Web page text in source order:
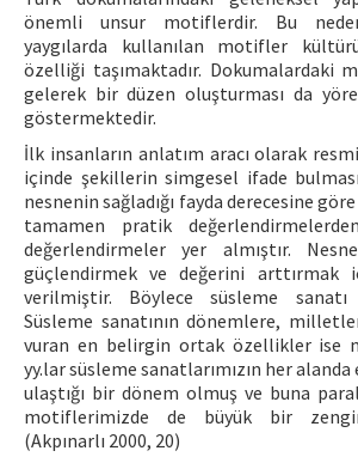
önemli unsur motiflerdir. Bu
yaygılarda kullanılan motifler
özelliği taşımaktadır. Dokumalardaki
gelerek bir düzen oluşturması da
göstermektedir.
İlk insanların anlatım aracı olarak
içinde şekillerin simgesel ifade
nesnenin sağladığı fayda derecesine
tamamen pratik
değerlendirmeler yer almıştır.
güçlendirmek ve değerini arttırmak
verilmiştir. Böylece süsleme sanatı
Süsleme sanatının dönemlere,
vuran en belirgin ortak özellikler ise
yy.lar süsleme sanatlarımızın her
ulaştığı bir dönem olmuş ve buna
motiflerimizde de büyük bir
(Akpınarlı 2000, 20)